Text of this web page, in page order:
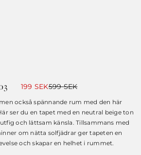
599SEK
Det
priset
var:
599 SEK.
199 SEK
Det
priset
är:
199 SEK.
också spännande rum med den här
ser du en tapet med en neutral beige ton
och lättsam känsla. Tillsammans med
om nätta solfjädrar ger tapeten en
och skapar en helhet i rummet.